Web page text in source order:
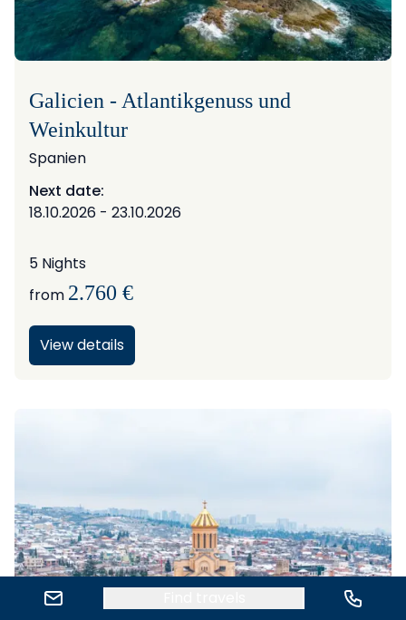
Galicien - Atlantikgenuss und
Weinkultur
Spanien
Next date:
18.10.2026 - 23.10.2026
5 Nights
from 2.760 €
View details
Send E-Mail Call